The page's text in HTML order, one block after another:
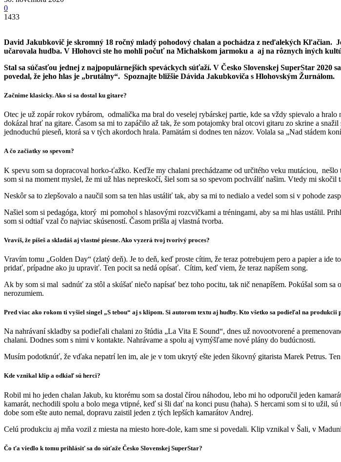
0
1433
David Jakubkovič je skromný 18 ročný mladý pohodový chalan a pochádza z neďalekých Kľačian.
učarovala hudba. V Hlohovci ste ho mohli počuť na Michalskom jarmoku a aj na rôznych iných
Stal sa súčasťou jednej z najpopulárnejších speváckych súťaží. V Česko Slovenskej SuperStar
povedal, že jeho hlas je „brutálny“. Spoznajte bližšie Dávida Jakubkoviča s Hlohovským Žurnálom.
Začnime klasicky. Ako si sa dostal ku gitare?
Otec je už zopár rokov rybárom, odmalička ma bral do veselej rybárskej partie, kde sa vždy spievalo a
dokázal hrať na gitare. Časom sa mi to zapáčilo až tak, že som potajomky bral otcovi gitaru zo skrine a
jednoduchú pieseň, ktorá sa v tých akordoch hrala. Pamätám si dodnes ten názov. Volala sa „Nad stádem
A čo začiatky so spevom?
K spevu som sa dopracoval horko-ťažko. Keďže my chalani prechádzame od určitého veku mutáciou,
som si na moment myslel, že mi už hlas nepreskočí, šiel som sa so spevom pochváliť našim. Vtedy mi skočil
Neskôr sa to zlepšovalo a naučil som sa ten hlas ustáliť tak, aby sa mi to nedialo a vedel som si v pohode
Našiel som si pedagóga, ktorý mi pomohol s hlasovými rozcvičkami a tréningami, aby sa mi hlas ustálil.
som si odtiaľ vzal čo najviac skúseností. Časom prišla aj vlastná tvorba.
Vravíš, že píšeš a skladáš aj vlastné piesne. Ako vyzerá tvoj tvorivý proces?
Vravím tomu „Golden Day“ (zlatý deň). Je to deň, keď proste cítim, že teraz potrebujem pero a papier a
pridať, prípadne ako ju upraviť. Ten pocit sa nedá opísať. Cítim, keď viem, že teraz napíšem song.
Ak by som si mal sadnúť za stôl a skúšať niečo napísať bez toho pocitu, tak nič nenapíšem. Pokúšal som
nerozumiem.
Pred viac ako rokom ti vyšiel singel „S tebou“ aj s klipom. Si autorom textu aj hudby. Kto všetko sa podieľal na produkcii
Na nahrávaní skladby sa podieľali chalani zo štúdia „La Vita E Sound“, dnes už novootvorené a
chalani. Dodnes som s nimi v kontakte. Nahrávame a spolu aj vymýšľame nové plány do budúcnosti.
Musím podotknúť, že vďaka nepatrí len im, ale je v tom ukrytý ešte jeden šikovný gitarista Marek Petrus.
Kde vznikal klip a odkiaľ sú herci?
Robil mi ho jeden chalan Jakub, ku ktorému som sa dostal čírou náhodou, lebo mi ho odporučil jeden
kamarát, nechodili spolu a bolo mega vtipné, keď si šli dať na konci pusu (haha). S hercami som si to užil,
dobe som ešte auto nemal, dopravu zaistil jeden z tých lepších kamarátov Andrej.
Celú produkciu aj mňa vozil z miesta na miesto hore-dole, kam sme si povedali. Klip vznikal v Šali, v
Čo ťa viedlo k tomu prihlásiť sa do súťaže Česko Slovenskej SuperStar?